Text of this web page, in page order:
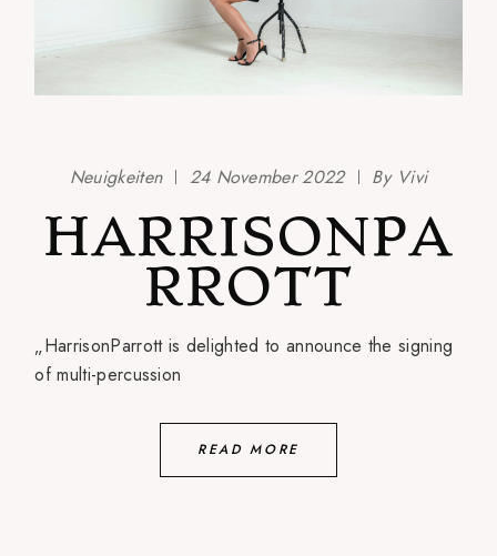
Neuigkeiten 24 November 2022 By Vivi
HARRISONPA
RROTT
„HarrisonParrott is delighted to announce the signing
of multi-percussion
READ MORE